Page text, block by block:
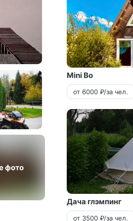
фото
Mini Bo
от 6000 ₽/за чел.
Дача глэмпинг
от 3500 ₽/за чел.